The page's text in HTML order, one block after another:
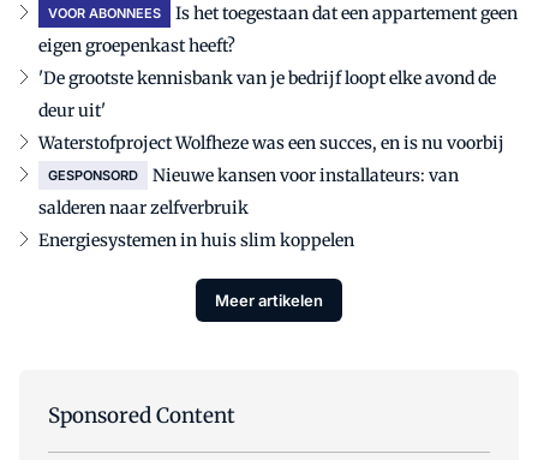
VOOR ABONNEES
Is het toegestaan dat een appartement geen
eigen groepenkast heeft?
'De grootste kennisbank van je bedrijf loopt elke avond de
deur uit'
Waterstofproject Wolfheze was een succes, en is nu voorbij
GESPONSORD
Nieuwe kansen voor installateurs: van
salderen naar zelfverbruik
Energiesystemen in huis slim koppelen
Meer artikelen
Sponsored Content